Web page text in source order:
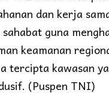
dan kerja
guna
keamanan
tercipta kawasan
(Puspen TNI)